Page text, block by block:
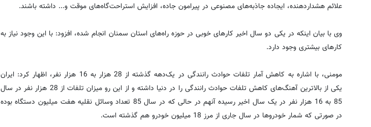
علائم هشداردهنده، ایجاده جاذبه‌های مصنوعی در پیرامون جاده، افزایش استراحت‌گاه‌های موقت و... داشته باشند.
وی با بیان اینکه در یکی دو سال اخیر کارهای خوبی در حوزه راه‌های استان سمنان انجام شده، افزود: با این وجود نیاز به
کارهای بیشتری وجود دارد.
مومنی، با اشاره به کاهش آمار تلفات حوادث رانندگی در یک‌دهه گذشته از 28 هزار به 16 هزار نفر، اظهار کرد: ایران
یکی از بالاترین آهنگ‌های کاهش تلفات حوادث رانندگی را در دنیا داشته و از این رو میزان تلفات از 28 هزار نفر در سال
85 به 16 هزار نفر در یک سال اخیر رسیده آنهم در حالی که در سال 85 تعداد وسائل نقلیه هفت میلیون دستگاه بوده
در صورتی که شمار خودروها در سال جاری از مرز 18 میلیون خودرو هم گذشته است.